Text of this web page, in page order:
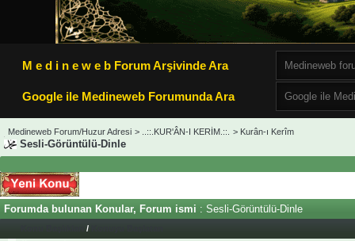
M e d i n e w e b Forum Arşivinde Ara
Google ile Medineweb Forumunda Ara
Medineweb Forum/Huzur Adresi > ..::.KUR'ÂN-I KERİM.::. > Kurân-ı Kerîm
Sesli-Görüntülü-Dinle
Forumda bulunan Konular, Forum ismi : Sesli-Görüntülü-Dinle
/